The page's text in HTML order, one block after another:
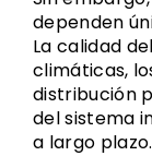
dependen
La calidad
climáticas,
distribución
del sistema
a largo plazo.